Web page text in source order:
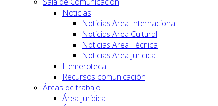
Noticias
Noticias Area Internacional
Noticias Area Cultural
Noticias Area Técnica
Noticias Area Jurídica
Hemeroteca
Recursos comunicación
Áreas de trabajo
Área Jurídica